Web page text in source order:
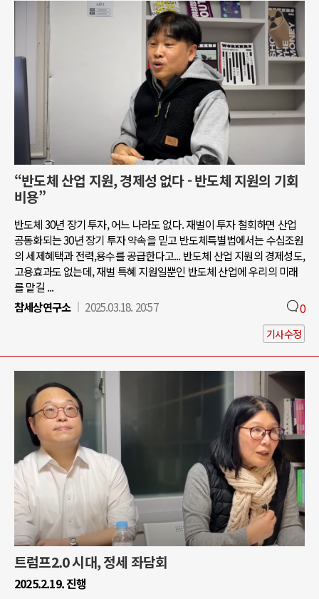
“반도체 산업 지원, 경제성 없다 - 반도체 지원의 기회
비용”
반도체 30년 장기 투자, 어느 나라도 없다. 재벌이 투자 철회하면 산업
공동화되는 30년 장기 투자 약속을 믿고 반도체특별법에서는 수십조원
의 세제혜택과 전력,용수를 공급한다고... 반도체 산업 지원의 경제성도,
고용효과도 없는데, 재벌 특혜 지원일뿐인 반도체 산업에 우리의 미래
를 맡길 ...
참세상연구소
2025.03.18. 20:57 0
기사수정
트럼프2.0 시대, 정세 좌담회
2025.2.19. 진행